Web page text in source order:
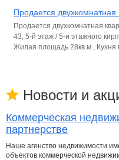
Продается двухкомнатная
Продается двухкомнатная
43, 5-й этаж / 5-и этажного
Жилая площадь 28кв.м., Кухня
Новости и
Коммерческая
партнерстве
Наше агенство недвижимости
объектов коммерческой